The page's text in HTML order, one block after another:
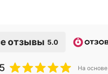
отзывы 5.0
На основе